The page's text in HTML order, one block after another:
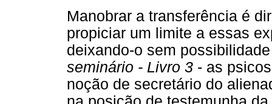
Manobrar a transferência é
propiciar um limite a essas
deixando-o sem
seminário - Livro 3 - as
noção de secretário do